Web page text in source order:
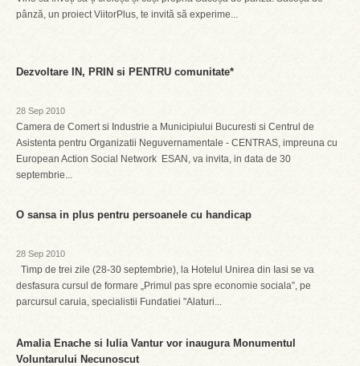
pânză, un proiect ViitorPlus, te invită să experime...
Dezvoltare IN, PRIN si PENTRU comunitate*
28 Sep 2010
Camera de Comert si Industrie a Municipiului Bucuresti si Centrul de
Asistenta pentru Organizatii Neguvernamentale - CENTRAS, impreuna cu
European Action Social Network  ESAN, va invita, in data de 30
septembrie...
O sansa in plus pentru persoanele cu handicap
28 Sep 2010
Timp de trei zile (28-30 septembrie), la Hotelul Unirea din Iasi se va
desfasura cursul de formare „Primul pas spre economie sociala”, pe
parcursul caruia, specialistii Fundatiei "Alaturi...
Amalia Enache si Iulia Vantur vor inaugura Monumentul
Voluntarului Necunoscut